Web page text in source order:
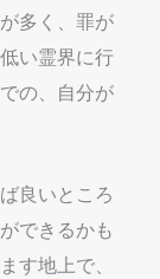
多く、罪が
い霊界に行
の、自分が
良いところ
できるかも
す地上で、